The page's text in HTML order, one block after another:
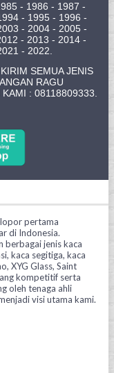
- 1986 - 1987 -
- 1995 - 1996 -
- 2004 - 2005 -
- 2013 - 2014 -
- 2022.
SEMUA JENIS
RAGU
KAMI : 08118809333.
pertama
di Indonesia.
berbagai jenis kaca
kaca segitiga, kaca
XYG Glass, Saint
kompetitif serta
oleh tenaga ahli
visi utama kami.